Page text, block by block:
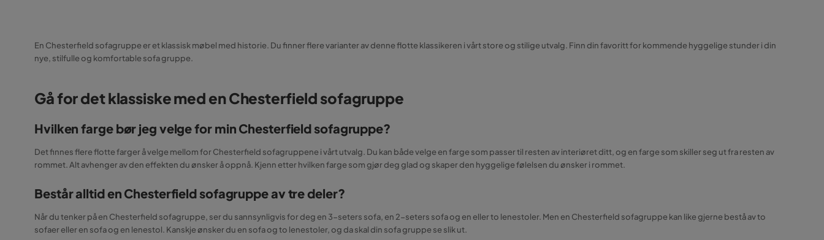
En Chesterfield sofagruppe er et klassisk møbel med historie. Du finner flere varianter av denne flotte klassikeren i vårt store og stilige utvalg. Finn din favoritt for kommende hyggelige stunder i din
nye, stilfulle og komfortable sofa gruppe.
Gå for det klassiske med en Chesterfield sofagruppe
Hvilken farge bør jeg velge for min Chesterfield sofagruppe?
Det finnes flere flotte farger å velge mellom for Chesterfield sofagruppene i vårt utvalg. Du kan både velge en farge som passer til resten av interiøret ditt, og en farge som skiller seg ut fra resten av
rommet. Alt avhenger av den effekten du ønsker å oppnå. Kjenn etter hvilken farge som gjør deg glad og skaper den hyggelige følelsen du ønsker i rommet.
Består alltid en Chesterfield sofagruppe av tre deler?
Når du tenker på en Chesterfield sofagruppe, ser du sannsynligvis for deg en 3-seters sofa, en 2-seters sofa og en eller to lenestoler. Men en Chesterfield sofagruppe kan like gjerne bestå av to
sofaer eller en sofa og en lenestol. Kanskje ønsker du en sofa og to lenestoler, og da skal din sofa gruppe se slik ut.